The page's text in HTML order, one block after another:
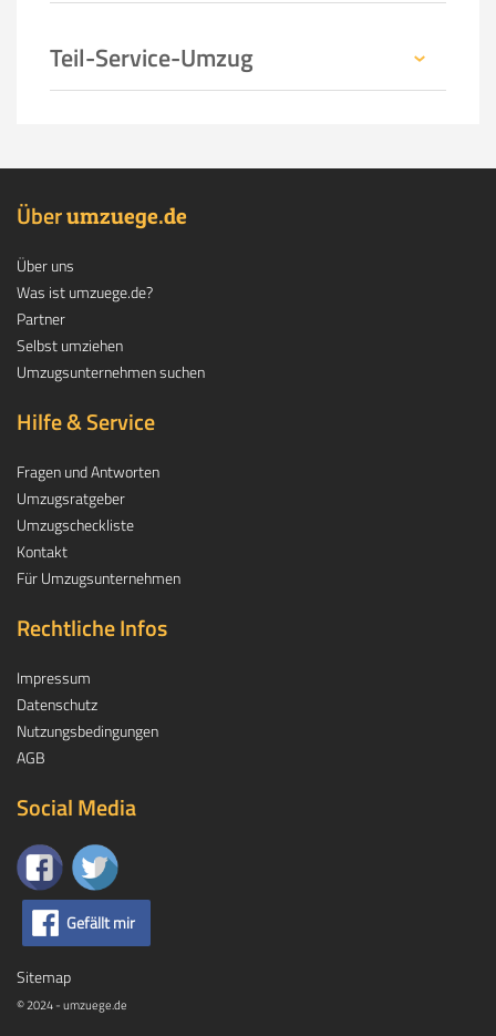
Teil-Service-Umzug
Überumzuege.de
Über uns
Was ist umzuege.de?
Partner
Selbst umziehen
Umzugsunternehmen suchen
Hilfe & Service
Fragen und Antworten
Umzugsratgeber
Umzugscheckliste
Kontakt
Für Umzugsunternehmen
Rechtliche Infos
Impressum
Datenschutz
Nutzungsbedingungen
AGB
Social Media
Gefällt mir
Sitemap
© 2024 - umzuege.de